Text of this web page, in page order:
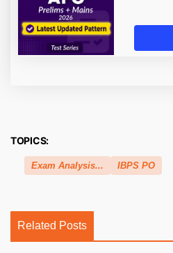
TOPICS:
Exam Analysis... IBPS PO
Related Posts